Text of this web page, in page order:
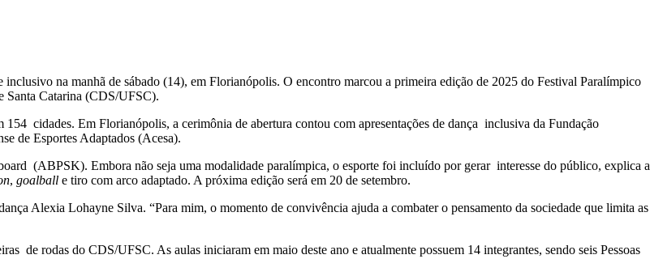
inclusivo na manhã de sábado (14), em Florianópolis. O encontro marcou a primeira edição de 2025 do Festival Paralímpico
Santa Catarina (CDS/UFSC).
cidades. Em Florianópolis, a cerimônia de abertura contou com apresentações de dança inclusiva da Fundação
de Esportes Adaptados (Acesa).
(ABPSK). Embora não seja uma modalidade paralímpica, o esporte foi incluído por gerar interesse do público, explica a
, goalball e tiro com arco adaptado. A próxima edição será em 20 de setembro.
Alexia Lohayne Silva. “Para mim, o momento de convivência ajuda a combater o pensamento da sociedade que limita as
de rodas do CDS/UFSC. As aulas iniciaram em maio deste ano e atualmente possuem 14 integrantes, sendo seis Pessoas